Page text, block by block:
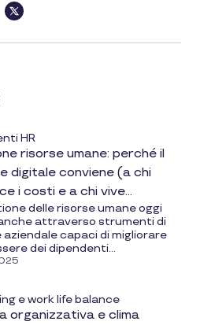
HR
risorse umane: perché il
digitale conviene (a chi
i costi e a chi vive
delle risorse umane oggi
attraverso strumenti di
aziendale capaci di migliorare
dei dipendenti...
e work life balance
organizzativa e clima